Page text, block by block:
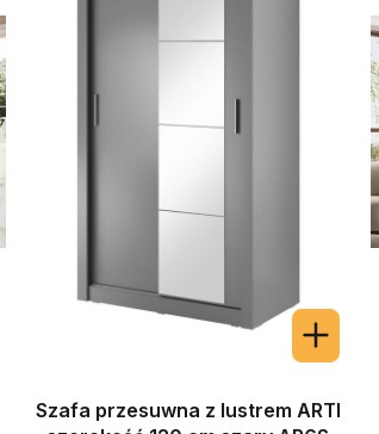
Szafa przesuwna z lustrem ARTI